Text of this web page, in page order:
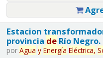
Estacion
provincia deRío Negro.
por Agua y Energía Eléctrica,